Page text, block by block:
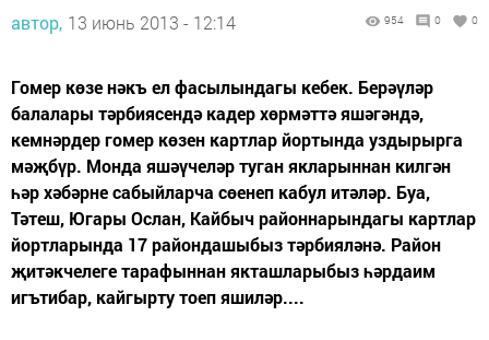
автор, 13 июнь 2013 - 12:14 954 0 0
Гомер көзе нәкъ ел фасылындагы кебек. Берәүләр
балалары тәрбиясендә кадер хөрмәттә яшәгәндә,
кемнәрдер гомер көзен картлар йортында уздырырга
мәҗбүр. Монда яшәүчеләр туган якларыннан килгән
һәр хәбәрне сабыйларча сөенеп кабул итәләр. Буа,
Тәтеш, Югары Ослан, Кайбыч районнарындагы картлар
йортларында 17 райондашыбыз тәрбияләнә. Район
җитәкчелеге тарафыннан якташларыбыз һәрдаим
игътибар, кайгырту тоеп яшиләр....